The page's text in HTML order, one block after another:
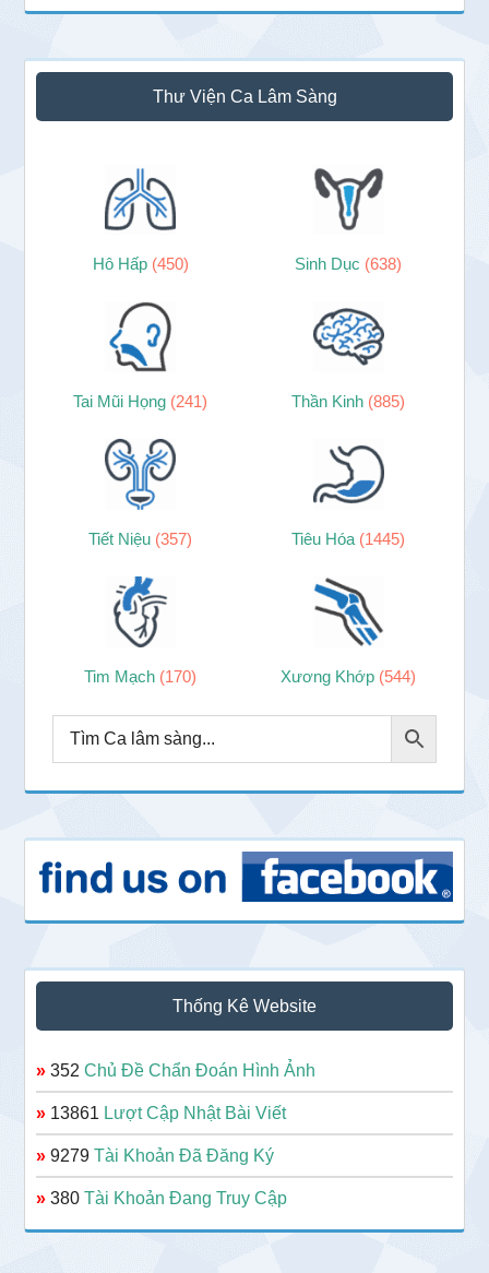
Thư Viện Ca Lâm Sàng
Hô Hấp (450) Sinh Dục (638)
Tai Mũi Họng (241) Thần Kinh (885)
Tiết Niệu (357) Tiêu Hóa (1445)
Tim Mạch (170) Xương Khớp (544)
Thống Kê Website
» 352Chủ Đề Chẩn Đoán Hình Ảnh
» 13861 Lượt Cập Nhật Bài Viết
» 9279Tài Khoản Đã Đăng Ký
» 380Tài Khoản Đang Truy Cập